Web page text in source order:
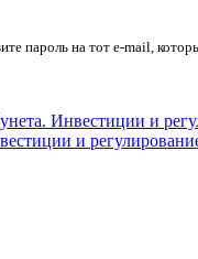
пароль на тот e-mail,
и